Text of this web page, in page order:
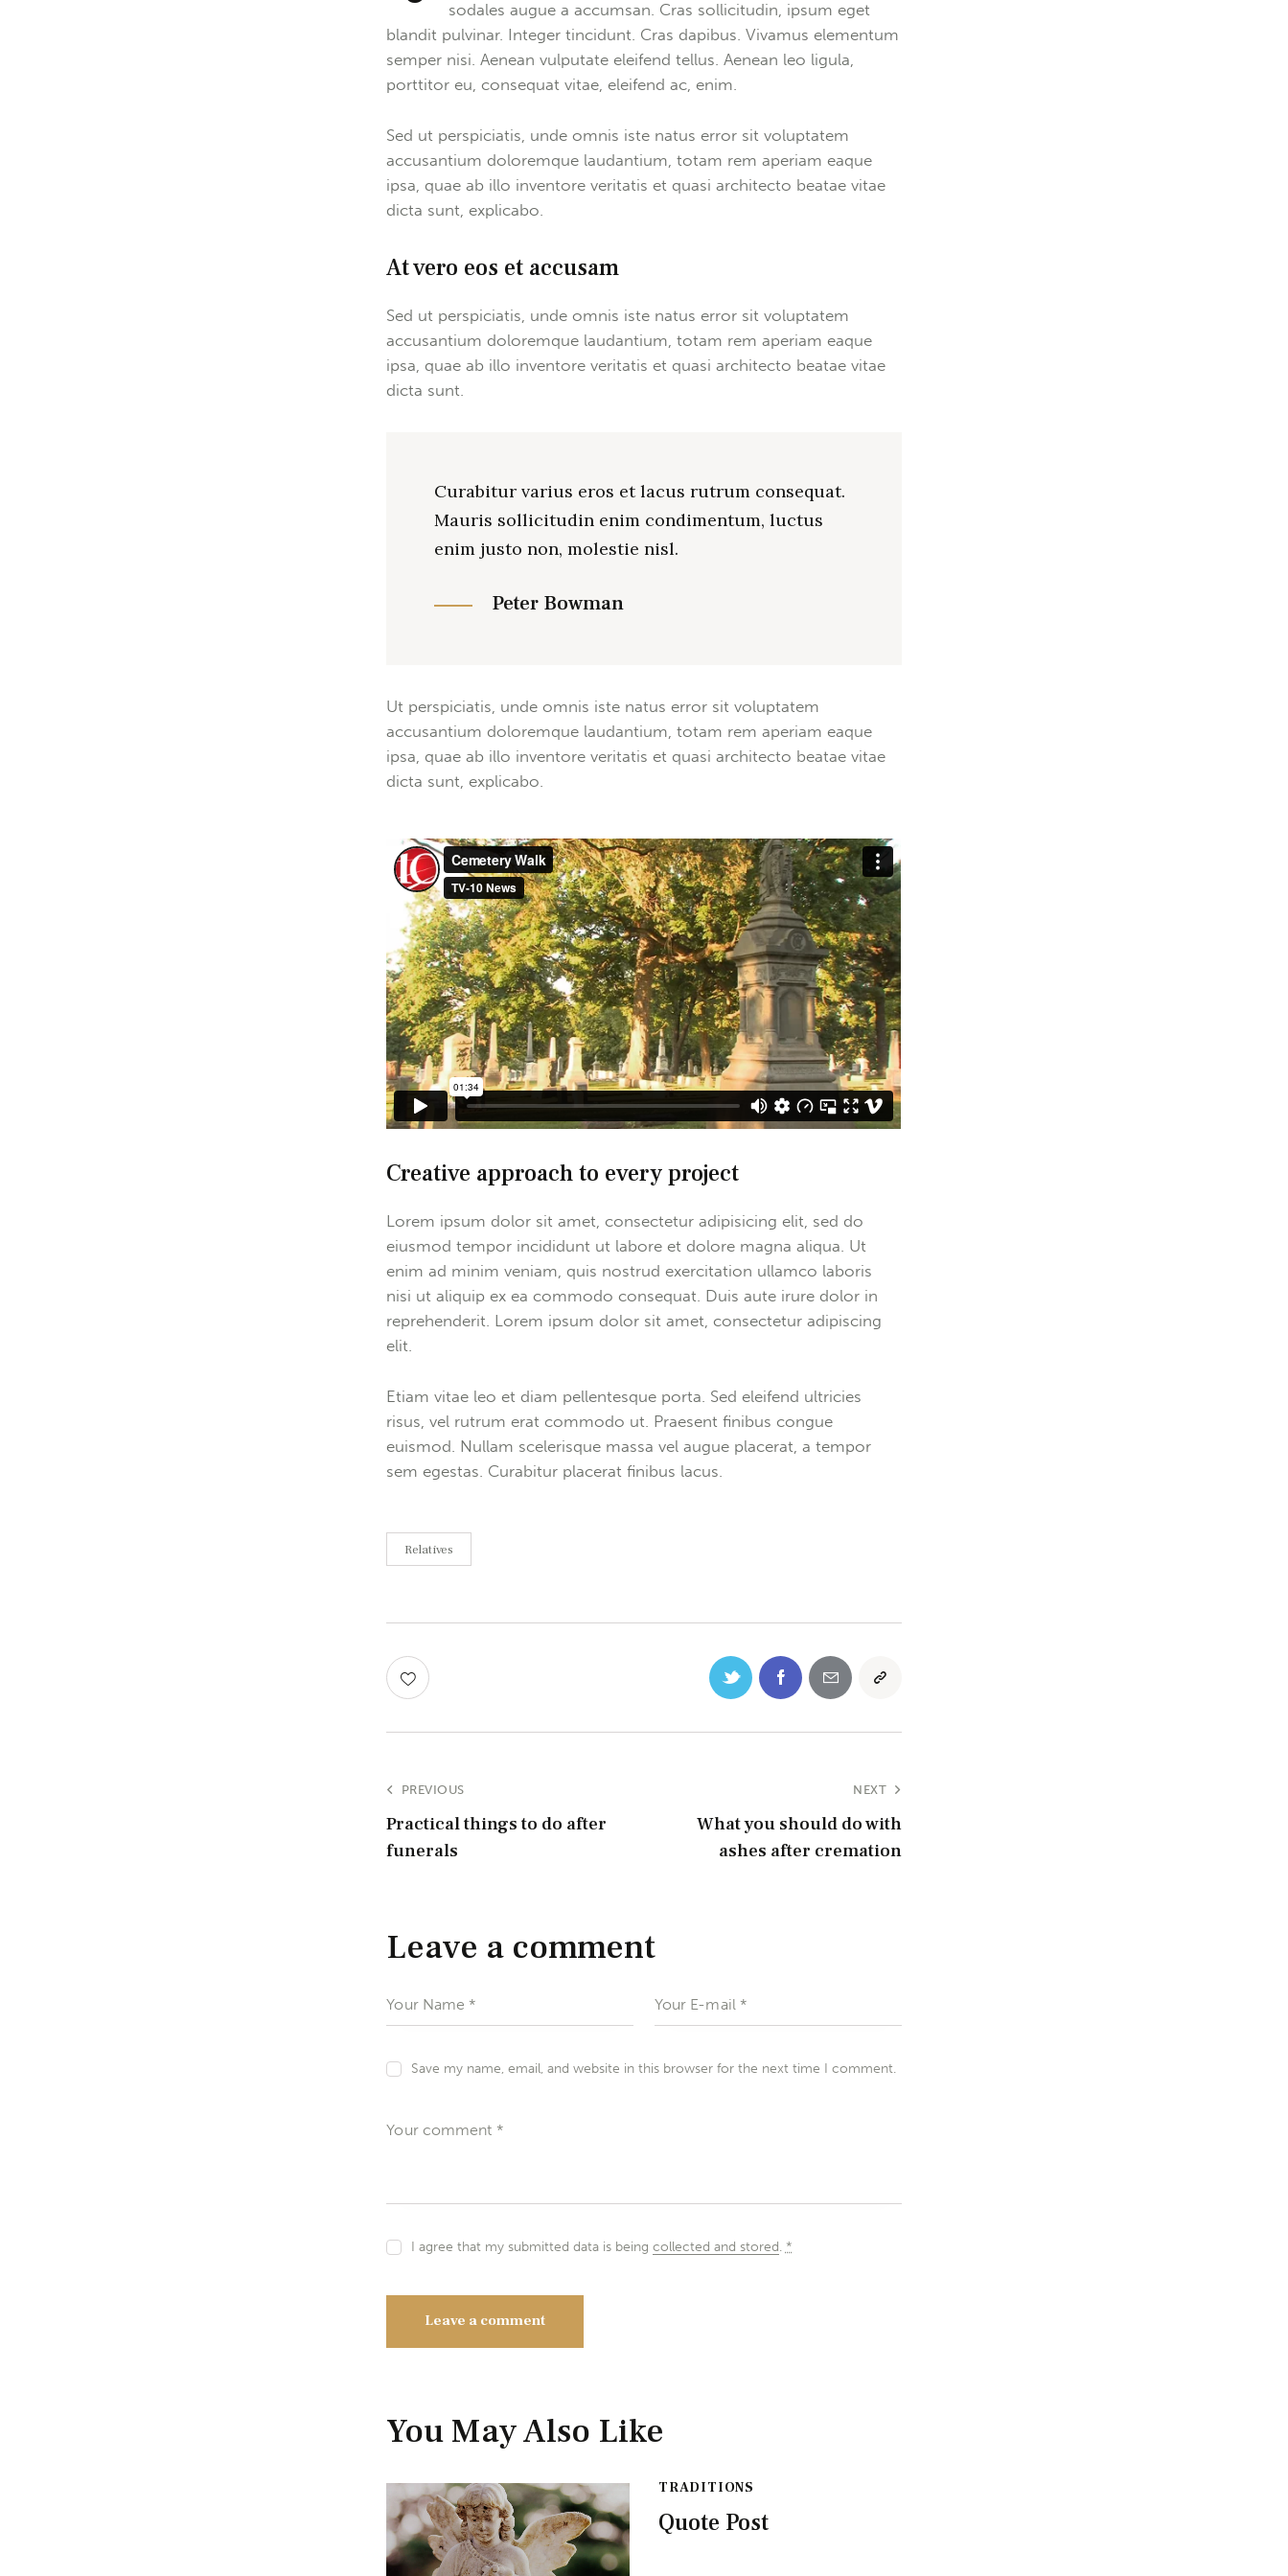
sodales augue a accumsan. Cras sollicitudin, ipsum eget
blandit pulvinar. Integer tincidunt. Cras dapibus. Vivamus elementum
semper nisi. Aenean vulputate eleifend tellus. Aenean leo ligula,
porttitor eu, consequat vitae, eleifend ac, enim.
Sed ut perspiciatis, unde omnis iste natus error sit voluptatem
accusantium doloremque laudantium, totam rem aperiam eaque
ipsa, quae ab illo inventore veritatis et quasi architecto beatae vitae
dicta sunt, explicabo.
At vero eos et accusam
Sed ut perspiciatis, unde omnis iste natus error sit voluptatem
accusantium doloremque laudantium, totam rem aperiam eaque
ipsa, quae ab illo inventore veritatis et quasi architecto beatae vitae
dicta sunt.
Curabitur varius eros et lacus rutrum consequat.
Mauris sollicitudin enim condimentum, luctus
enim justo non, molestie nisl.
Peter Bowman
Ut perspiciatis, unde omnis iste natus error sit voluptatem
accusantium doloremque laudantium, totam rem aperiam eaque
ipsa, quae ab illo inventore veritatis et quasi architecto beatae vitae
dicta sunt, explicabo.
Creative approach to every project
Lorem ipsum dolor sit amet, consectetur adipisicing elit, sed do
eiusmod tempor incididunt ut labore et dolore magna aliqua. Ut
enim ad minim veniam, quis nostrud exercitation ullamco laboris
nisi ut aliquip ex ea commodo consequat. Duis aute irure dolor in
reprehenderit. Lorem ipsum dolor sit amet, consectetur adipiscing
elit.
Etiam vitae leo et diam pellentesque porta. Sed eleifend ultricies
risus, vel rutrum erat commodo ut. Praesent finibus congue
euismod. Nullam scelerisque massa vel augue placerat, a tempor
sem egestas. Curabitur placerat finibus lacus.
Relatives
PREVIOUS
Practical things to do after
funerals
NEXT
What you should do with
ashes after cremation
Leave a comment
Save my name, email, and website in this browser for the next time I comment.
I agree that my submitted data is being collected and stored. *
You May Also Like
TRADITIONS
Quote Post